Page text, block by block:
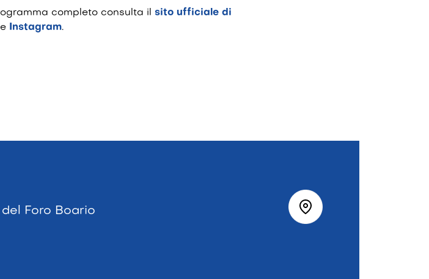
completo consulta il sito ufficiale di
e Instagram.
Foro Boario